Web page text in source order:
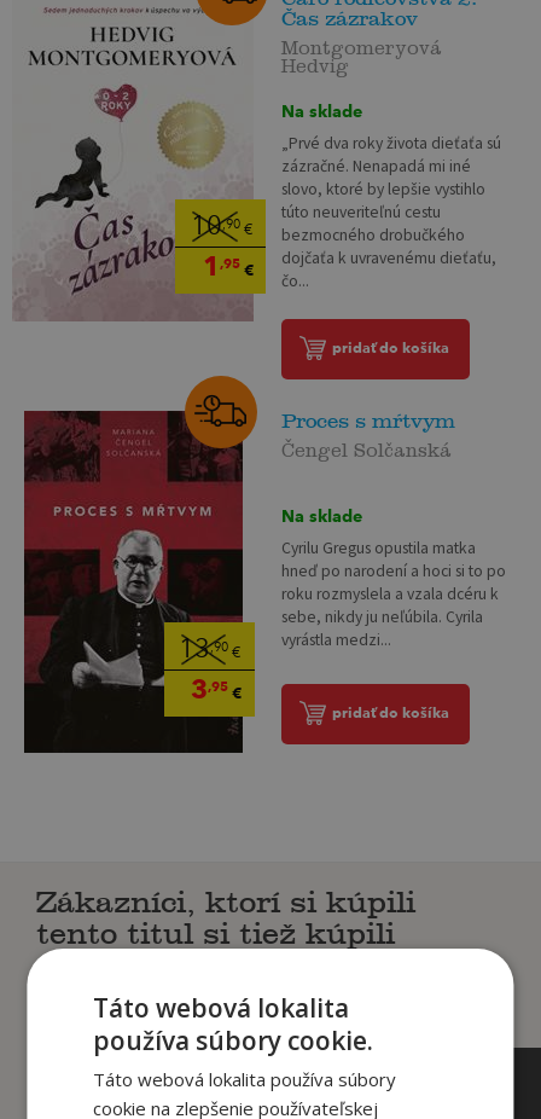
10,90€
1 ,95€
Čas zázrakov
Montgomeryová
Hedvig
Na sklade
„Prvé dva roky života dieťaťa sú
zázračné. Nenapadá mi iné
slovo, ktoré by lepšie vystihlo
túto neuveriteľnú cestu
bezmocného drobučkého
dojčaťa k uvravenému dieťaťu,
čo...
pridať do košíka
13,90 €
3,95 €
Proces s mŕtvym
Čengel Solčanská
Na sklade
Cyrilu Gregus opustila matka
hneď po narodení a hoci si to po
roku rozmyslela a vzala dcéru k
sebe, nikdy ju neľúbila. Cyrila
vyrástla medzi...
pridať do košíka
Zákazníci, ktorí si kúpili
tento titul si tiež kúpili
Táto webová lokalita
používa súbory cookie.
Táto webová lokalita používa súbory
cookie na zlepšenie používateľskej